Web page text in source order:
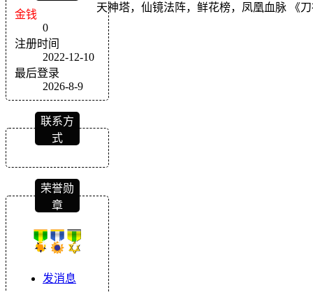
金钱
0
注册时间
2022-12-10
最后登录
2026-8-9
联系方
式
荣誉勋
章
发消息
天神塔，仙镜法阵，鲜花榜，凤凰血脉 《